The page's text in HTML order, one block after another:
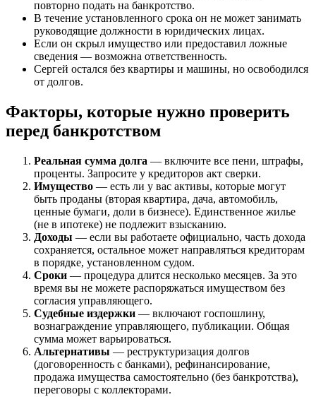
повторно подать на банкротство.
В течение установленного срока он не может занимать
руководящие должности в юридических лицах.
Если он скрыл имущество или предоставил ложные
сведения — возможна ответственность.
Сергей остался без квартиры и машины, но освободился
от долгов.
Факторы, которые нужно проверить
перед банкротством
Реальная сумма долга — включите все пени, штрафы,
проценты. Запросите у кредиторов акт сверки.
Имущество — есть ли у вас активы, которые могут
быть проданы (вторая квартира, дача, автомобиль,
ценные бумаги, доли в бизнесе). Единственное жилье
(не в ипотеке) не подлежит взысканию.
Доходы — если вы работаете официально, часть дохода
сохраняется, остальное может направляться кредиторам
в порядке, установленном судом.
Сроки — процедура длится несколько месяцев. За это
время вы не можете распоряжаться имуществом без
согласия управляющего.
Судебные издержки — включают госпошлину,
вознаграждение управляющего, публикации. Общая
сумма может варьироваться.
Альтернативы — реструктуризация долгов
(договоренность с банками), рефинансирование,
продажа имущества самостоятельно (без банкротства),
переговоры с коллекторами.